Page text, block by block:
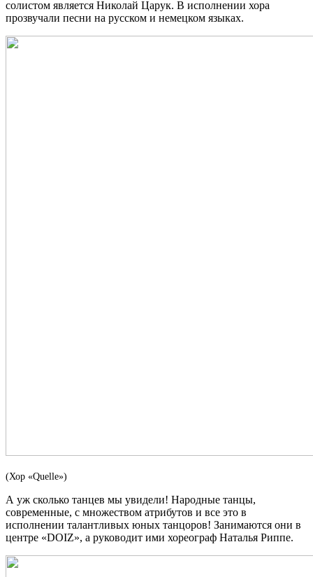
солистом является Николай Царук. В исполнении хора
прозвучали песни на русском и немецком языках.
(Хор «Quelle»)
А уж сколько танцев мы увидели! Народные танцы,
современные, с множеством атрибутов и все это в
исполнении талантливых юных танцоров! Занимаются они в
центре «DOIZ», а руководит ими хореограф Наталья Риппе.